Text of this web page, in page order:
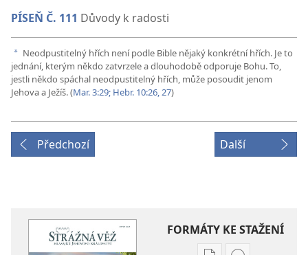
PÍSEŇ Č. 111 Důvody k radosti
a Neodpustitelný hřích není podle Bible nějaký konkrétní hřích. Je to
jednání, kterým někdo zatvrzele a dlouhodobě odporuje Bohu. To,
jestli někdo spáchal neodpustitelný hřích, může posoudit jenom
Jehova a Ježíš. (Mar. 3:29; Hebr. 10:26, 27)
Předchozí Další
FORMÁTY KE STAŽENÍ